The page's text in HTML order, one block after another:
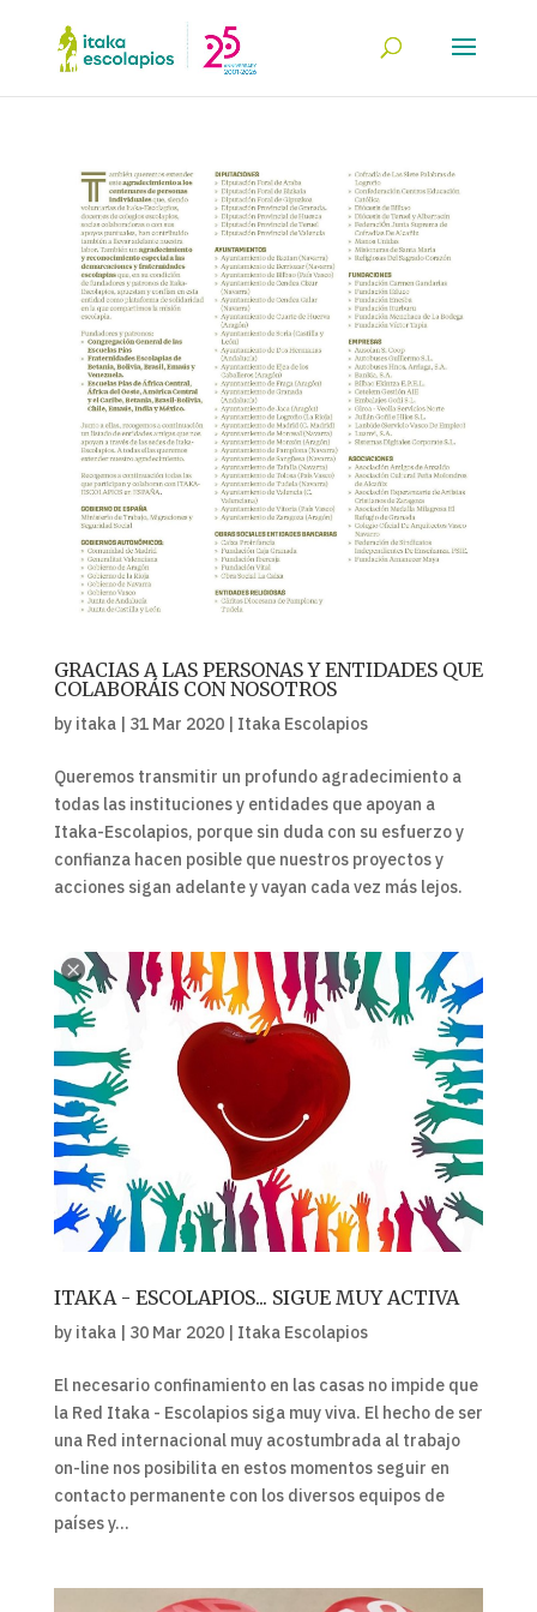
GRACIAS A LAS PERSONAS Y ENTIDADES QUE
COLABORÁIS CON NOSOTROS
by itaka| 31 Mar 2020| Itaka Escolapios
Queremos transmitir un profundo agradecimiento a
todas las instituciones y entidades que apoyan a
Itaka-Escolapios, porque sin duda con su esfuerzo y
confianza hacen posible que nuestros proyectos y
acciones sigan adelante y vayan cada vez más lejos.
ITAKA - ESCOLAPIOS... SIGUE MUY ACTIVA
by itaka| 30 Mar 2020| Itaka Escolapios
El necesario confinamiento en las casas no impide que
la Red Itaka - Escolapios siga muy viva. El hecho de ser
una Red internacional muy acostumbrada al trabajo
on-line nos posibilita en estos momentos seguir en
contacto permanente con los diversos equipos de
países y...